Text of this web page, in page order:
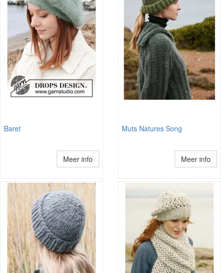
Baret
Meer info
Muts Natures Song
Meer info